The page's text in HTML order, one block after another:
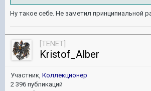
Ну такое себе. Не заметил принципиальной
[TENET]
Kristof_Alber
Участник, Коллекционер
2 396 публикаций